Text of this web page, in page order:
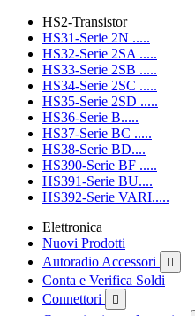
HS2-Transistor
HS31-Serie 2N .....
HS32-Serie 2SA .....
HS33-Serie 2SB .....
HS34-Serie 2SC .....
HS35-Serie 2SD .....
HS36-Serie B.....
HS37-Serie BC .....
HS38-Serie BD....
HS390-Serie BF .....
HS391-Serie BU....
HS392-Serie VARI.....
Elettronica
Nuovi Prodotti
Autoradio Accessori

Conta e Verifica Soldi
Connettori
